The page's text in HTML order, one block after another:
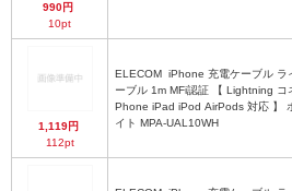
990円
10pt
1,119円
112pt
ELECOM
ーブル 1m MFi認証 【 Lightning コ
Phone iPad iPod AirPods 対応 】
イト MPA-UAL10WH